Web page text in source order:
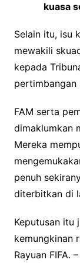
kuasa
Selain itu, isu
mewakili
kepada
pertimbangan
FAM serta
dimaklumkan
Mereka
penuh
diterbitkan di
Keputusan itu
kemungkinan
Rayuan FIFA.